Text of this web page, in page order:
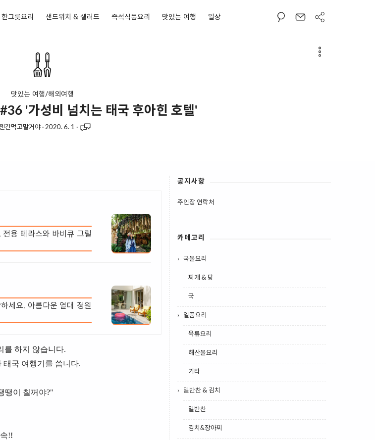
한그릇요리 샌드위치 & 샐러드 즉석식품요리 맛있는 여행 일상
맛있는 여행/해외여행
'가성비 넘치는 태국 후아힌 호텔'
간먹고말거야· 2020. 6. 1 ·
용 테라스와 바비큐 그릴
세요. 아름다운 열대 정원
를 하지 않습니다.
태국 여행기를 씁니다.
땡이 칠꺼야?"
!!
공지사항
주인장 연락처
카테고리
국물요리
찌개 & 탕
국
일품요리
육류요리
해산물요리
기타
밑반찬 & 김치
밑반찬
김치&장아찌